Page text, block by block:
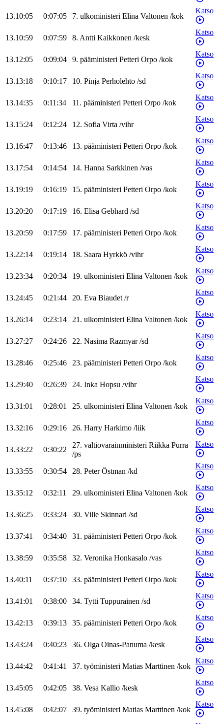
13.10:05 0:07:05 7. ulkoministeri Elina Valtonen /kok
Katso
13.10:59 0:07:59 8. Antti Kaikkonen /kesk
Katso
13.12:05 0:09:04 9. pääministeri Petteri Orpo /kok
Katso
13.13:18 0:10:17 10. Pinja Perholehto /sd
Katso
13.14:35 0:11:34 11. pääministeri Petteri Orpo /kok
Katso
13.15:24 0:12:24 12. Sofia Virta /vihr
Katso
13.16:47 0:13:46 13. pääministeri Petteri Orpo /kok
Katso
13.17:54 0:14:54 14. Hanna Sarkkinen /vas
Katso
13.19:19 0:16:19 15. pääministeri Petteri Orpo /kok
Katso
13.20:20 0:17:19 16. Elisa Gebhard /sd
Katso
13.20:59 0:17:59 17. pääministeri Petteri Orpo /kok
Katso
13.22:14 0:19:14 18. Saara Hyrkkö /vihr
Katso
13.23:34 0:20:34 19. ulkoministeri Elina Valtonen /kok
Katso
13.24:45 0:21:44 20. Eva Biaudet/r
Katso
13.26:14 0:23:14 21. ulkoministeri Elina Valtonen /kok
Katso
13.27:27 0:24:26 22. Nasima Razmyar/sd
Katso
13.28:46 0:25:46 23. pääministeri Petteri Orpo /kok
Katso
13.29:40 0:26:39 24. Inka Hopsu /vihr
Katso
13.31:01 0:28:01 25. ulkoministeri Elina Valtonen /kok
Katso
13.32:16 0:29:16 26. Harry Harkimo /liik
Katso
13.33:22 0:30:22
27. valtiovarainministeri Riikka Purra
/ps
Katso
13.33:55 0:30:54 28. Peter Östman /kd
Katso
13.35:12 0:32:11 29. ulkoministeri Elina Valtonen /kok
Katso
13.36:25 0:33:24 30. Ville Skinnari /sd
Katso
13.37:41 0:34:40 31. pääministeri Petteri Orpo /kok
Katso
13.38:59 0:35:58 32. Veronika Honkasalo /vas
Katso
13.40:11 0:37:10 33. pääministeri Petteri Orpo /kok
Katso
13.41:01 0:38:00 34. Tytti Tuppurainen /sd
Katso
13.42:13 0:39:13 35. pääministeri Petteri Orpo /kok
Katso
13.43:24 0:40:23 36. Olga Oinas-Panuma /kesk
Katso
13.44:42 0:41:41 37. työministeri Matias Marttinen /kok
Katso
13.45:05 0:42:05 38. Vesa Kallio /kesk
Katso
13.45:08 0:42:07 39. työministeri Matias Marttinen /kok
Katso